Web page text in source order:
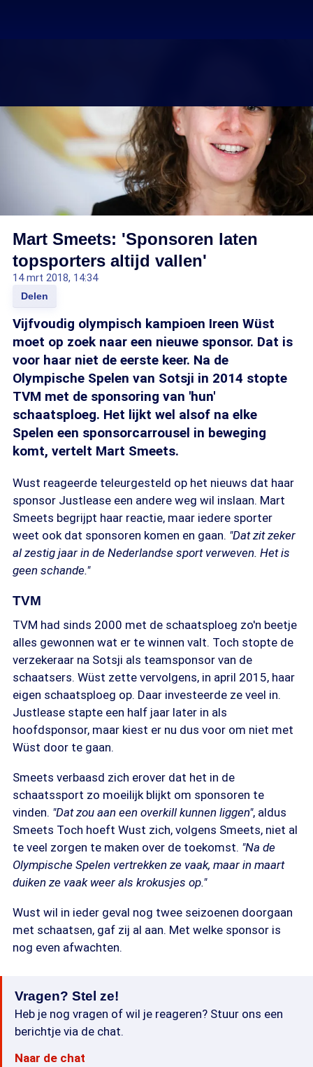
Mart Smeets: 'Sponsoren laten
topsporters altijd vallen'
14 mrt 2018, 14:34
Delen
Vijfvoudig olympisch kampioen Ireen Wüst
moet op zoek naar een nieuwe sponsor. Dat is
voor haar niet de eerste keer. Na de
Olympische Spelen van Sotsji in 2014 stopte
TVM met de sponsoring van 'hun'
schaatsploeg. Het lijkt wel alsof na elke
Spelen een sponsorcarrousel in beweging
komt, vertelt Mart Smeets.
Wust reageerde teleurgesteld op het nieuws dat haar
sponsor Justlease een andere weg wil inslaan. Mart
Smeets begrijpt haar reactie, maar iedere sporter
weet ook dat sponsoren komen en gaan. "Dat zit zeker
al zestig jaar in de Nederlandse sport verweven. Het is
geen schande."
TVM
TVM had sinds 2000 met de schaatsploeg zo'n beetje
alles gewonnen wat er te winnen valt. Toch stopte de
verzekeraar na Sotsji als teamsponsor van de
schaatsers. Wüst zette vervolgens, in april 2015, haar
eigen schaatsploeg op. Daar investeerde ze veel in.
Justlease stapte een half jaar later in als
hoofdsponsor, maar kiest er nu dus voor om niet met
Wüst door te gaan.
Smeets verbaasd zich erover dat het in de
schaatssport zo moeilijk blijkt om sponsoren te
vinden. "Dat zou aan een overkill kunnen liggen", aldus
Smeets Toch hoeft Wust zich, volgens Smeets, niet al
te veel zorgen te maken over de toekomst. "Na de
Olympische Spelen vertrekken ze vaak, maar in maart
duiken ze vaak weer als krokusjes op."
Wust wil in ieder geval nog twee seizoenen doorgaan
met schaatsen, gaf zij al aan. Met welke sponsor is
nog even afwachten.
Vragen? Stel ze!
Heb je nog vragen of wil je reageren? Stuur ons een
berichtje via de chat.
Naar de chat